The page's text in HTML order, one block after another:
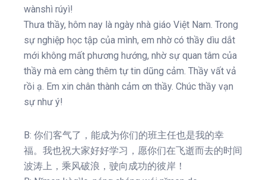
wànshì rúyì!
Thưa thầy, hôm nay là ngày nhà giáo Việt Nam. Trong
sự nghiệp học tập của mình, em nhờ có thầy dìu dắt
mới không mất phương hướng, nhờ sự quan tâm của
thầy mà em càng thêm tự tin dũng cảm. Thầy vất vả
rồi ạ. Em xin chân thành cảm ơn thầy. Chúc thầy vạn
sự như ý!
B: 你们客气了，能成为你们的班主任也是我的幸
福。我也祝大家好好学习，愿你们在飞逝而去的时间
波涛上，乘风破浪，驶向成功的彼岸！